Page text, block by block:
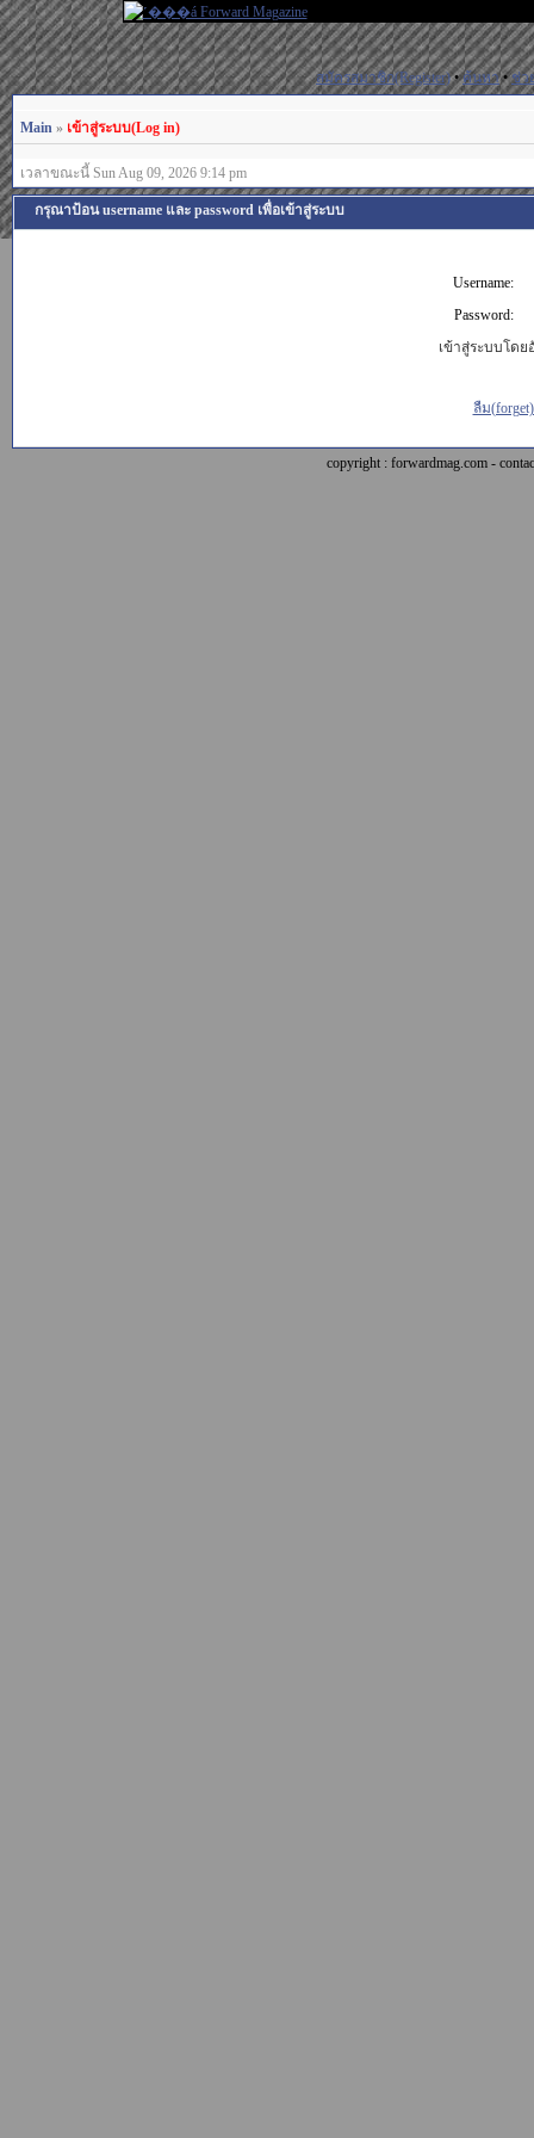
สมัครสมาชิก(Register)•ค้นหา•ช่ว
Main » เข้าสู่ระบบ(Log in)
เวลาขณะนี้ Sun Aug 09, 2026 9:14 pm
กรุณาป้อน username และ password เพื่อเข้าสู่ระบบ
Username:
Password:
เข้าสู่ระบบโดย
ลืม
copyright : forwardmag.com -